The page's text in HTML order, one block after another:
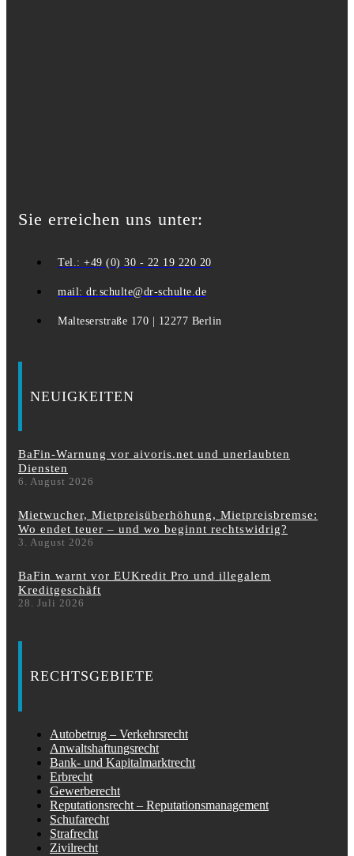
Sie erreichen uns unter:
Tel.: +49 (0) 30 - 22 19 220 20
mail: dr.schulte@dr-schulte.de
Malteserstraße 170 | 12277 Berlin
NEUIGKEITEN
BaFin-Warnung vor aivoris.net und unerlaubten
Diensten
6. August 2026
Mietwucher, Mietpreisüberhöhung, Mietpreisbremse:
Wo endet teuer – und wo beginnt rechtswidrig?
3. August 2026
BaFin warnt vor EUKredit Pro und illegalem
Kreditgeschäft
28. Juli 2026
RECHTSGEBIETE
Autobetrug – Verkehrsrecht
Anwaltshaftungsrecht
Bank- und Kapitalmarktrecht
Erbrecht
Gewerberecht
Reputationsrecht – Reputationsmanagement
Schufarecht
Strafrecht
Zivilrecht